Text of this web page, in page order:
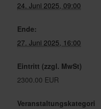
24. Juni 2025, 09:00
Ende:
27. Juni 2025, 16:00
Eintritt (zzgl. MwSt)
2300.00 EUR
Veranstaltungskategori